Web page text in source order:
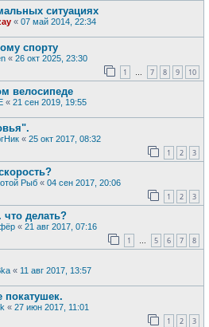
ситуациях
« 07 май 2014, 22:34
спорту
« 26 окт 2025, 23:30
1 7 8 9 10
велосипеде
« 21 сен 2019, 19:55
« 25 окт 2017, 08:32
1 2 3
Рыб « 04 сен 2017, 20:06
1 2 3
что делать?
« 21 авг 2017, 07:16
1 5 6 7 8
« 11 авг 2017, 13:57
покатушек.
« 27 июн 2017, 11:01
1 2 3